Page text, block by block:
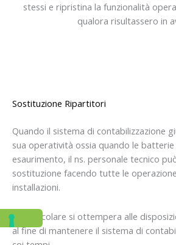
stessi e ripristina la funzionalità
qualora risultassero in
Sostituzione Ripartitori
Quando il sistema di contabilizzazione
sua operatività ossia quando le batterie
esaurimento, il ns. personale tecnico
sostituzione facendo tutte le
installazioni.
In particolare si ottempera alle
al fine di mantenere il sistema di